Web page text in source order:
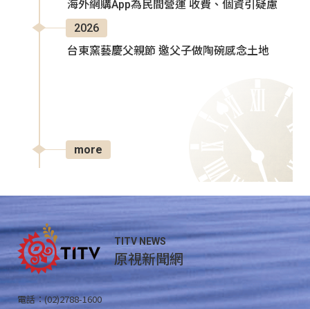
海外網購App為民間營運 收費、個資引疑慮
2026
台東窯藝慶父親節 邀父子做陶碗感念土地
more
TITV NEWS
原視新聞網
電話：(02)2788-1600